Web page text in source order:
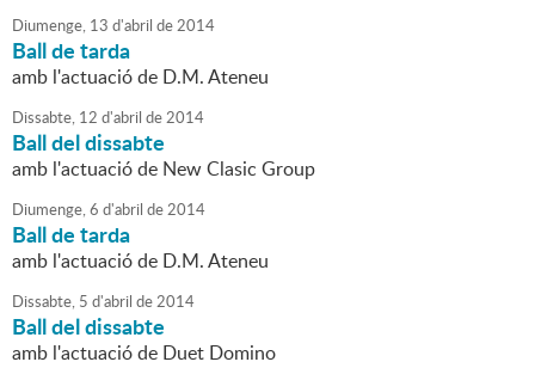
Diumenge, 13 d'abril de2014
Ball de tarda
amb l'actuació de D.M. Ateneu
Dissabte, 12 d'abril de2014
Ball del dissabte
amb l'actuació de New Clasic Group
Diumenge,6 d'abril de2014
Ball de tarda
amb l'actuació de D.M. Ateneu
Dissabte, 5 d'abril de2014
Ball del dissabte
amb l'actuació de Duet Domino